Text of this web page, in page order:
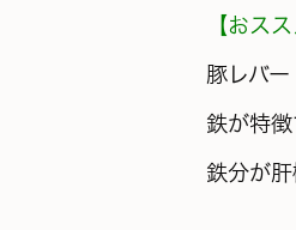
【おス
豚レバ
鉄が特
鉄分が